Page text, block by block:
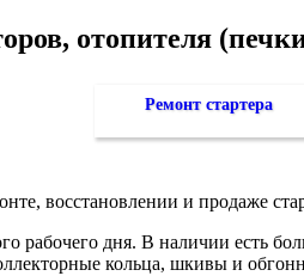
отопителя
Ремонт стартера
восстановлении и продаже
рабочего дня. В наличии есть
кольца, шкивы и